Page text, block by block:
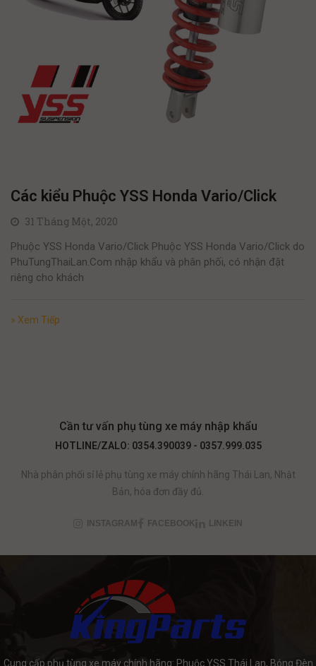
Các kiểu Phuộc YSS Honda Vario/Click
31 Tháng Một, 2020
Phuộc YSS Honda Vario/Click Phuộc YSS Honda Vario/Click do
PhuTungThaiLan.Com nhập khẩu và phân phối, có nhận đặt
riêng cho khách
» Xem Tiếp
Cần tư vấn phụ tùng xe máy nhập khẩu
HOTLINE/ZALO: 0354.390039 - 0357.999.035
Nhà phân phối sỉ lẻ phụ tùng xe máy chính hãng Thái Lan, Nhật
Bản, hóa đơn đầy đủ.
INSTAGRAM FACEBOOK LINKEIN
Cung cấp phụ tùng xe máy chính hãng: Phuộc YSS Thái Lan, Bóng Đèn